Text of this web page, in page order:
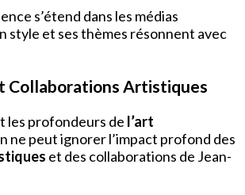
s’étend dans les médias
style et ses thèmes résonnent avec
Collaborations Artistiques
les profondeurs de l’art
ne peut ignorer l’impact profond des
et des collaborations de Jean-